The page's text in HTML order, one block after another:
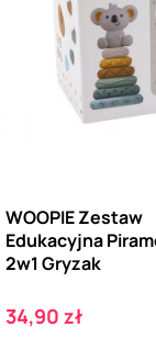
WOOPIE Zestaw
Edukacyjna
2w1 Gryzak
Cena
34,90 zł